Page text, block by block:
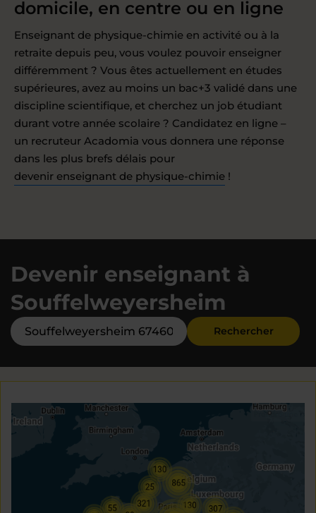
domicile, en centre ou en ligne
Enseignant de physique-chimie en activité ou à la
retraite depuis peu, vous voulez pouvoir enseigner
différemment ? Vous êtes actuellement en études
supérieures, avez au moins un bac+3 validé dans une
discipline scientifique, et cherchez un job étudiant
durant votre année scolaire ? Candidatez en ligne –
un recruteur Acadomia vous donnera une réponse
dans les plus brefs délais pour
devenir enseignant de physique-chimie !
Devenir enseignant à
Souffelweyersheim
Rechercher